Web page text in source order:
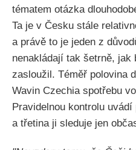
tématem otázka
Ta je v Česku stále
a právě to je jeden z
nenakládají tak šetrně,
zasloužil. Téměř polovina
Wavin Czechia spotřebu
Pravidelnou kontrolu
a třetina ji sleduje jen